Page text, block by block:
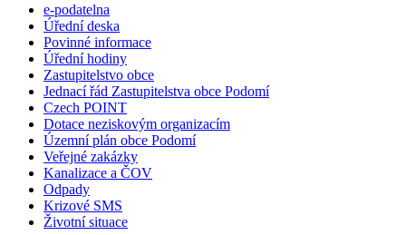
e-podatelna
Úřední deska
Povinné informace
Úřední hodiny
Zastupitelstvo obce
Jednací řád Zastupitelstva obce Podomí
Czech POINT
Dotace neziskovým organizacím
Územní plán obce Podomí
Veřejné zakázky
Kanalizace a ČOV
Odpady
Krizové SMS
Životní situace